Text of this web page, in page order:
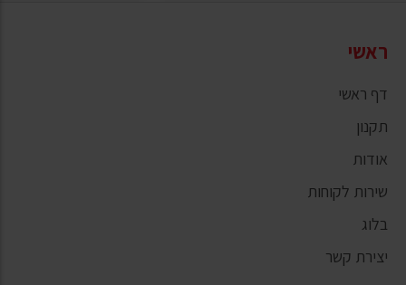
ראשי
דף ראשי
תקנון
אודות
שירות לקוחות
בלוג
יצירת קשר